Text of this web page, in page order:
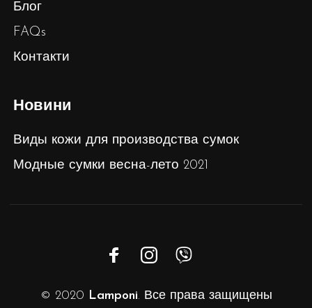
Блог
FAQs
Контакти
Новини
Виды кожи для производства сумок
Модные сумки весна-лето 2021
© 2020 Lamponi. Все права защищены